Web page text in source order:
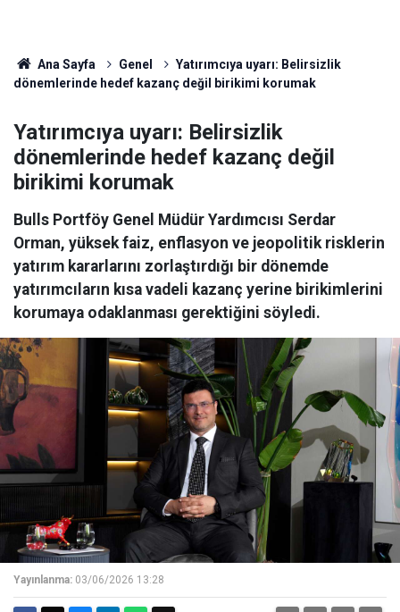
Ana Sayfa Genel
Yatırımcıya uyarı: Belirsizlik
dönemlerinde hedef kazanç değil birikimi korumak
Yatırımcıya uyarı: Belirsizlik
dönemlerinde hedef kazanç değil
birikimi korumak
Bulls Portföy Genel Müdür Yardımcısı Serdar
Orman, yüksek faiz, enflasyon ve jeopolitik risklerin
yatırım kararlarını zorlaştırdığı bir dönemde
yatırımcıların kısa vadeli kazanç yerine birikimlerini
korumaya odaklanması gerektiğini söyledi.
Yayınlanma: 03/06/2026 13:28